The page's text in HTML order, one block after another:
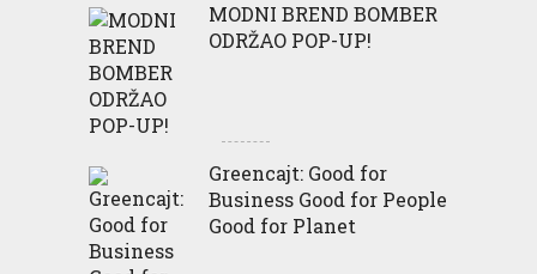
MODNI BREND BOMBER
ODRŽAO POP-UP!
Greencajt: Good for
Business Good for People
Good for Planet